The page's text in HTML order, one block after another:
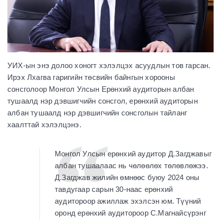
УИХ-ын энэ долоо хоногт хэлэлцэх асуудлын тов гарсан.
Ирэх Лхагва гаригийн төсвийн байнгын хорооны
сонсголоор Монгол Улсын Ерөнхий аудиторын албан
тушаалд нэр дэвшигчийн сонсгол, ерөнхий аудиторын
албан тушаалд нэр дэвшигчийн сонсголын тайланг
хаалттай хэлэлцэнэ.
Монгол Улсын ерөнхий аудитор Д.Загджавыг
албан тушаалаас нь чөлөөлөх төлөвлөжээ.
Д.Загджав жилийн өмнөөс буюу 2024 оны
тавдугаар сарын 30-наас ерөнхий
аудитороор ажиллаж эхэлсэн юм. Түүний
оронд ерөнхий аудитороор С.Магнайсүрэнг